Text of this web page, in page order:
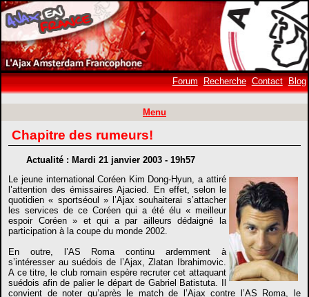
Forum Recherche Contact Blog
Menu
Chapitre des rumeurs!
Actualité : Mardi 21 janvier 2003 - 19h57
Le jeune international Coréen Kim Dong-Hyun, a attiré
l’attention des émissaires Ajacied. En effet, selon le
quotidien « sportséoul » l’Ajax souhaiterai s’attacher
les services de ce Coréen qui a été élu « meilleur
espoir Coréen » et qui a par ailleurs dédaigné la
participation à la coupe du monde 2002.
En outre, l’AS Roma continu ardemment à
s’intéresser au suédois de l’Ajax, Zlatan Ibrahimovic.
A ce titre, le club romain espère recruter cet attaquant
suédois afin de palier le départ de Gabriel Batistuta. Il
convient de noter qu’après le match de l’Ajax contre l’AS Roma, le